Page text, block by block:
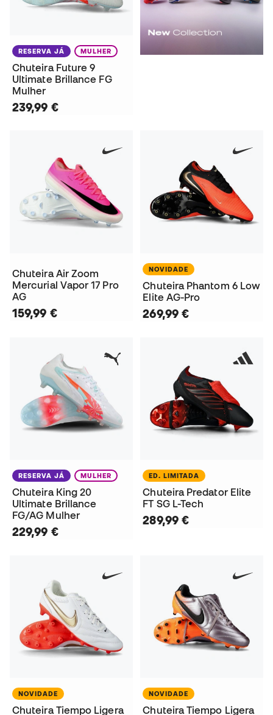
RESERVA JÁ MULHER
Chuteira Future 9
Ultimate Brillance FG
Mulher
239,99 €
Chuteira Air Zoom
Mercurial Vapor 17 Pro
AG
159,99 €
NOVIDADE
Chuteira Phantom 6 Low
Elite AG-Pro
269,99 €
RESERVA JÁ MULHER
Chuteira King 20
Ultimate Brillance
FG/AG Mulher
229,99 €
ED. LIMITADA
Chuteira Predator Elite
FT SG L-Tech
289,99 €
NOVIDADE
Chuteira Tiempo Ligera
NOVIDADE
Chuteira Tiempo Ligera